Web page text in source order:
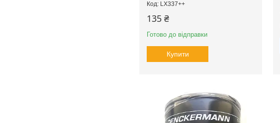
LX337++
135 ₴
Готово до відправки
Купити